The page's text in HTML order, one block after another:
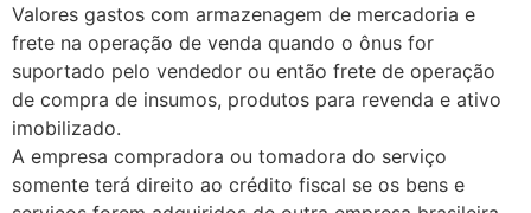
Valores gastos com armazenagem de mercadoria e
frete na operação de venda quando o ônus for
suportado pelo vendedor ou então frete de operação
de compra de insumos, produtos para revenda e ativo
imobilizado.
A empresa compradora ou tomadora do serviço
somente terá direito ao crédito fiscal se os bens e